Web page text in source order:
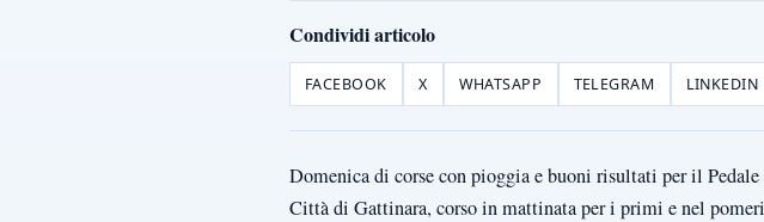
Condividi articolo
FACEBOOK X WHATSAPP TELEGRAM LINKEDIN
Domenica di corse con pioggia e buoni risultati per il
Città di Gattinara, corso in mattinata per i primi e nel